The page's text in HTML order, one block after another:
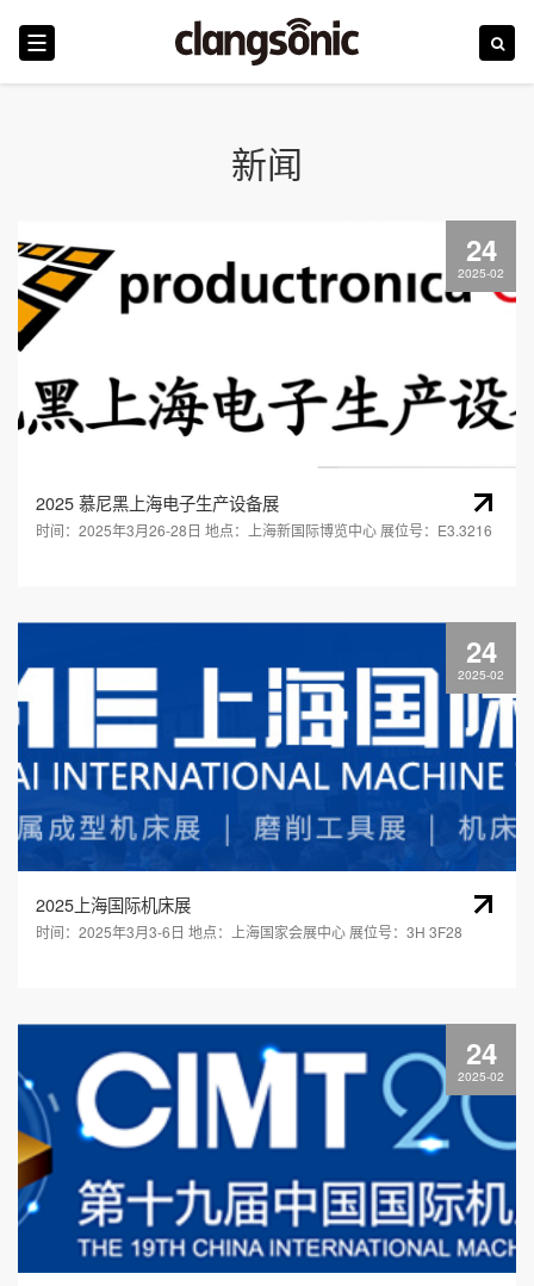
行业
产品
技术革新
新闻
服务和培训
新闻
24
2025-02
2025 慕尼黑上海电子生产设备展
时间：2025年3月26-28日 地点：上海新国际博览中心 展位号：E3.3216
24
2025-02
2025上海国际机床展
时间：2025年3月3-6日 地点：上海国家会展中心 展位号：3H 3F28
24
2025-02